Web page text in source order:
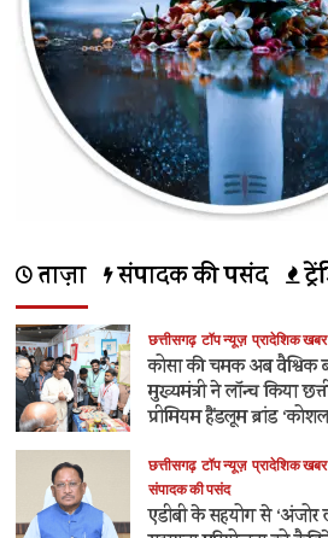
ताज़ा संपादक की पसंद
छत्तीसगढ़ टॉप न्यूज़ प्रादेशिक खबर
कोसा की चमक अब वैश्विक
मुख्यमंत्री ने लॉन्च किया
प्रीमियम हैंडलूम ब्रांड
छत्तीसगढ़ टॉप न्यूज़ प्रादेशिक खबर
संपादक की पसंद
एडीबी के सहयोग से ‘अंजोर